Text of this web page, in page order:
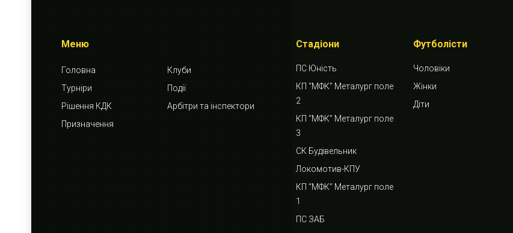
Меню
Головна
Клуби
Турніри
Події
Рішення КДК
Арбітри та інспектори
Призначення
Стадіони
ПС Юність
КП “МФК” Металург поле
2
КП “МФК” Металург поле
3
СК Будівельник
Локомотив-КПУ
КП “МФК” Металург поле
1
ПС ЗАБ
Футболісти
Чоловіки
Жінки
Діти